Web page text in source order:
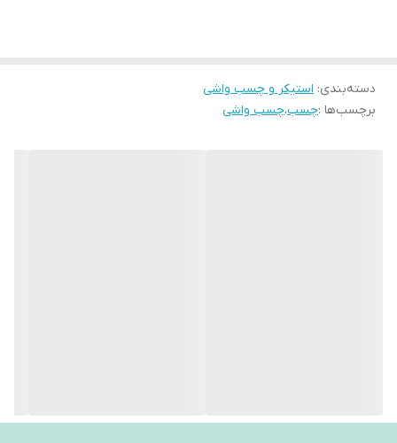
دسته‌بندی: استیکر و چسب واشی
برچسب‌ها :چسب،چسب واشی